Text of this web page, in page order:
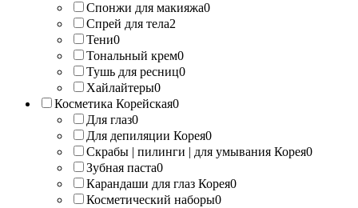
Спонжи для макияжа0
Спрей для тела2
Тени0
Тональный крем0
Тушь для ресниц0
Хайлайтеры0
Косметика Корейская0
Для глаз0
Для депиляции Корея0
Скрабы | пилинги | для умывания Корея0
Зубная паста0
Карандаши для глаз Корея0
Косметический наборы0